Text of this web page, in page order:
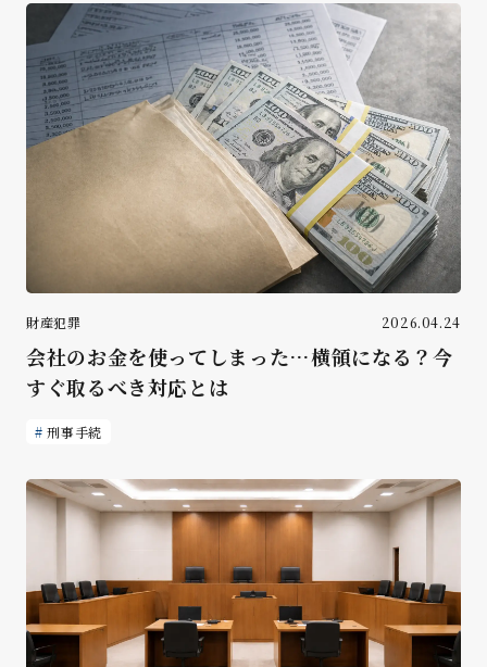
財産犯罪 2026.04.24
会社のお金を使ってしまった…横領になる？今
すぐ取るべき対応とは
刑事手続